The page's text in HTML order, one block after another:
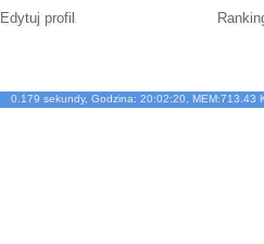
Edytuj profil
0.179 sekundy, Godzina: 20:02:20, MEM:713.43